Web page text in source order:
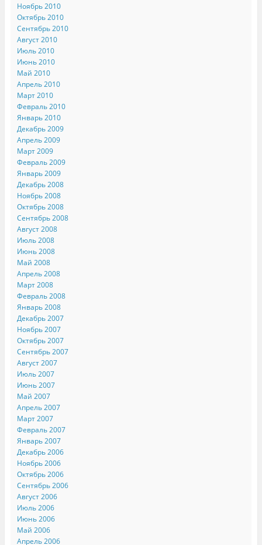
Ноябрь 2010
Октябрь 2010
Сентябрь 2010
Август 2010
Июль 2010
Июнь 2010
Май 2010
Апрель 2010
Март 2010
Февраль 2010
Январь 2010
Декабрь 2009
Апрель 2009
Март 2009
Февраль 2009
Январь 2009
Декабрь 2008
Ноябрь 2008
Октябрь 2008
Сентябрь 2008
Август 2008
Июль 2008
Июнь 2008
Май 2008
Апрель 2008
Март 2008
Февраль 2008
Январь 2008
Декабрь 2007
Ноябрь 2007
Октябрь 2007
Сентябрь 2007
Август 2007
Июль 2007
Июнь 2007
Май 2007
Апрель 2007
Март 2007
Февраль 2007
Январь 2007
Декабрь 2006
Ноябрь 2006
Октябрь 2006
Сентябрь 2006
Август 2006
Июль 2006
Июнь 2006
Май 2006
Апрель 2006